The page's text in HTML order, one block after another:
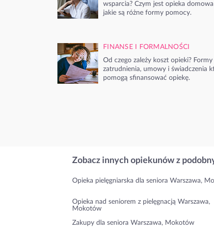
wsparcia? Czym jest opieka
jakie są różne formy pomocy.
FINANSE I FORMALNOŚCI
Od czego zależy koszt opieki? Formy
zatrudnienia, umowy i świadczenia
pomogą sfinansować opiekę.
Zobacz innych opiekunów z
Opieka pielęgniarska dla seniora Warszawa,
Opieka nad seniorem z pielęgnacją Warszawa,
Mokotów
Zakupy dla seniora Warszawa, Mokotów